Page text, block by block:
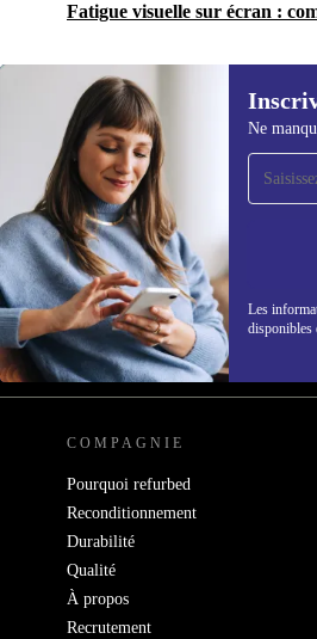
Fatigue visuelle sur écran :
Ne
Les
disponibles
Recevoir offres et
refurbed par mail
Ne manquez plus
REFURBED FRANCE -
COMPAGNIE
Pourquoi refurbed
Reconditionnement
Durabilité
Qualité
À propos
Recrutement